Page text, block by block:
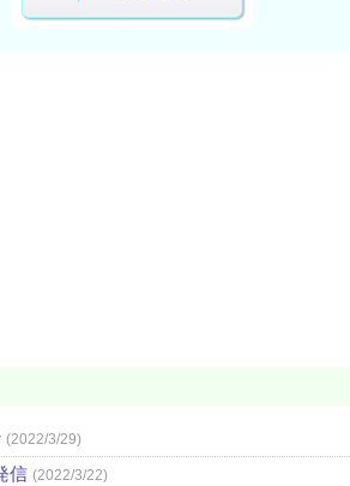
(2022/3/29)
信 (2022/3/22)